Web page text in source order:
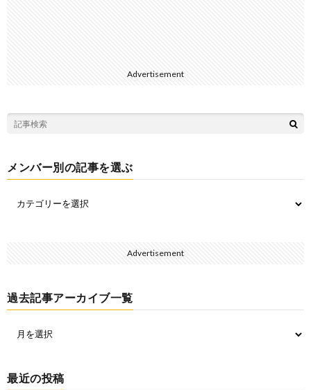
Advertisement
メンバー別の記事を選ぶ
Advertisement
過去記事アーカイブ一覧
最近の投稿